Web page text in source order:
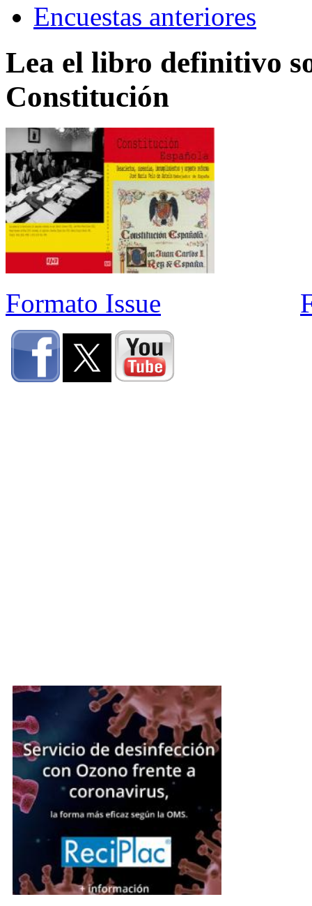
Encuestas anteriores
Lea el libro definitivo
Constitución
Formato Issue